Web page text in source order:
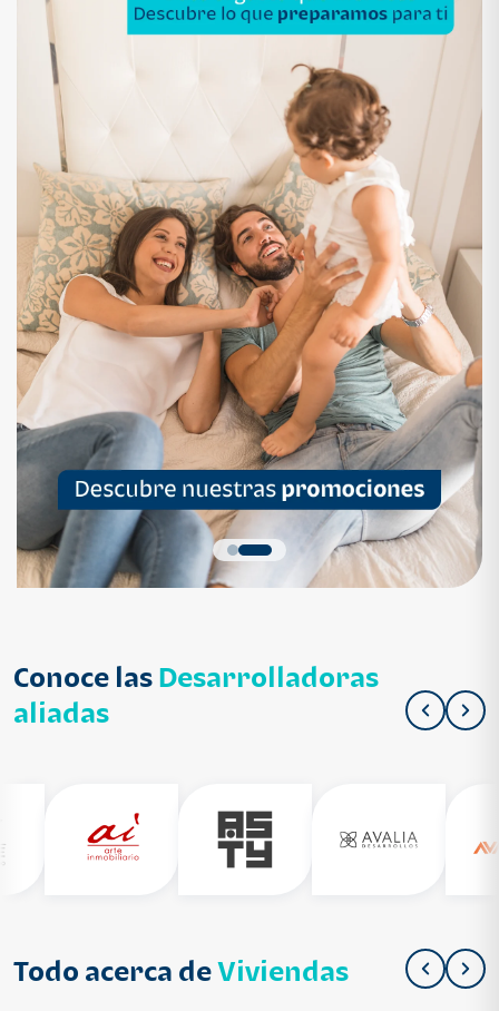
Conoce las Desarrolladoras
aliadas
Todo acerca deViviendas